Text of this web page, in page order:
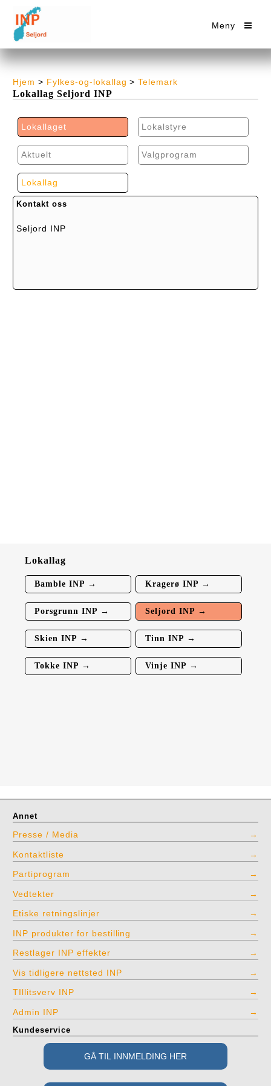
Meny
Hjem > Fylkes-og-lokallag >Telemark
Lokallag Seljord INP
Lokallaget Lokalstyre
Aktuelt Valgprogram
Lokallag
Kontakt oss
Seljord INP
Lokallag
Bamble INP → Kragerø INP →
Porsgrunn INP → Seljord INP →
Skien INP → Tinn INP →
Tokke INP → Vinje INP →
Annet
Presse / Media
Kontaktliste
Partiprogram
Vedtekter
Etiske retningslinjer
INP produkter for bestilling
Restlager INP effekter
Vis tidligere nettsted INP
TIllitsverv INP
Admin INP
Kundeservice